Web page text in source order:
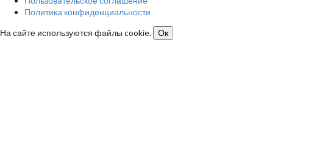
Политика конфиденциальности
На сайте используются файлы cookie.
Ок